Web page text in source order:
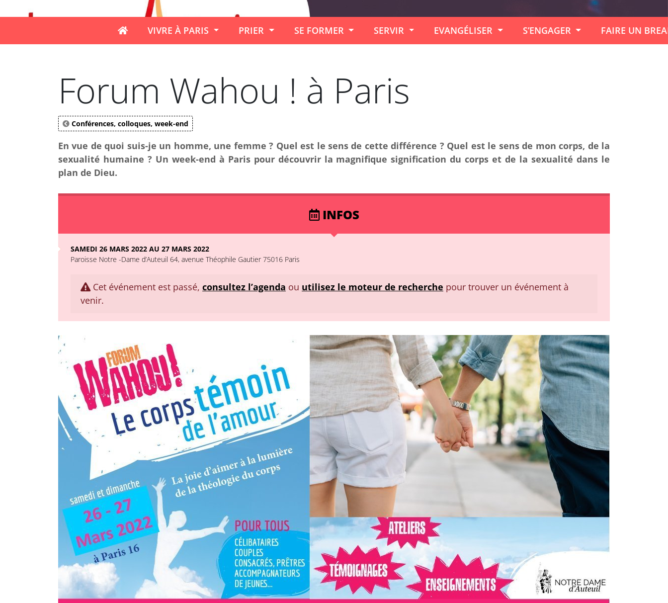
VIVRE À PARIS PRIER SE FORMER SERVIR EVANGÉLISER S’ENGAGER FAIRE UN
Forum Wahou ! à Paris
Conférences, colloques, week-end
En vue de quoi suis-je un homme, une femme ? Quel est le sens de cette différence ? Quel est le sens de mon corps, de la
sexualité humaine ? Un week-end à Paris pour découvrir la magnifique signification du corps et de la sexualité dans le
plan de Dieu.
INFOS
SAMEDI 26 MARS 2022 AU 27 MARS 2022
Paroisse Notre -Dame d’Auteuil 64, avenue Théophile Gautier 75016 Paris
Cet événement est passé, consultez l’agenda ou utilisez le moteur de recherche pour trouver un événement à
venir.